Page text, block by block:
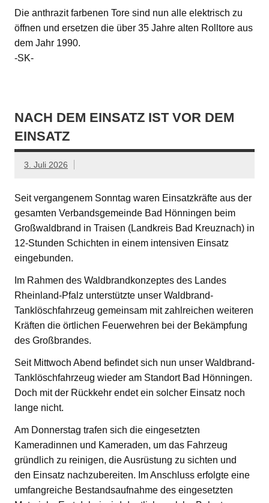
Die anthrazit farbenen Tore sind nun alle elektrisch zu
öffnen und ersetzen die über 35 Jahre alten Rolltore aus
dem Jahr 1990.
-SK-
NACH DEM EINSATZ IST VOR DEM
EINSATZ
3. Juli 2026
Seit vergangenem Sonntag waren Einsatzkräfte aus der
gesamten Verbandsgemeinde Bad Hönningen beim
Großwaldbrand in Traisen (Landkreis Bad Kreuznach) in
12-Stunden Schichten in einem intensiven Einsatz
eingebunden.
Im Rahmen des Waldbrandkonzeptes des Landes
Rheinland-Pfalz unterstützte unser Waldbrand-
Tanklöschfahrzeug gemeinsam mit zahlreichen weiteren
Kräften die örtlichen Feuerwehren bei der Bekämpfung
des Großbrandes.
Seit Mittwoch Abend befindet sich nun unser Waldbrand-
Tanklöschfahrzeug wieder am Standort Bad Hönningen.
Doch mit der Rückkehr endet ein solcher Einsatz noch
lange nicht.
Am Donnerstag trafen sich die eingesetzten
Kameradinnen und Kameraden, um das Fahrzeug
gründlich zu reinigen, die Ausrüstung zu sichten und
den Einsatz nachzubereiten. Im Anschluss erfolgte eine
umfangreiche Bestandsaufnahme des eingesetzten